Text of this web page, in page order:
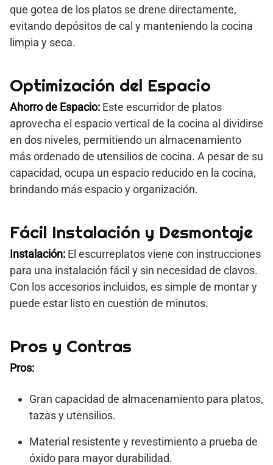
que gotea de los platos se drene directamente,
evitando depósitos de cal y manteniendo la cocina
limpia y seca.
Optimización del Espacio
Ahorro de Espacio: Este escurridor de platos
aprovecha el espacio vertical de la cocina al dividirse
en dos niveles, permitiendo un almacenamiento
más ordenado de utensilios de cocina. A pesar de su
capacidad, ocupa un espacio reducido en la cocina,
brindando más espacio y organización.
Fácil Instalación y Desmontaje
Instalación: El escurreplatos viene con instrucciones
para una instalación fácil y sin necesidad de clavos.
Con los accesorios incluidos, es simple de montar y
puede estar listo en cuestión de minutos.
Pros y Contras
Pros:
Gran capacidad de almacenamiento para platos,
tazas y utensilios.
Material resistente y revestimiento a prueba de
óxido para mayor durabilidad.